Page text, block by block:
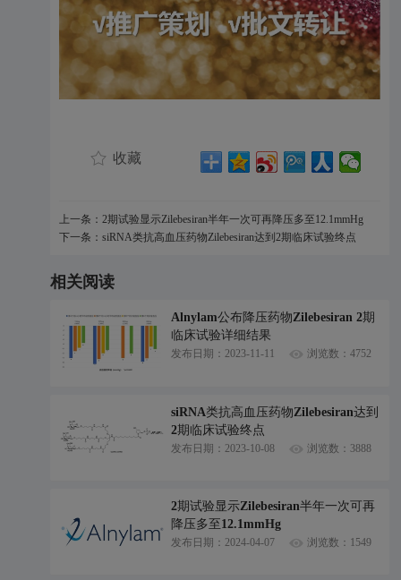
收藏
上一条：2期试验显示Zilebesiran半年一次可再降压多至12.1mmHg
下一条：siRNA类抗高血压药物Zilebesiran达到2期临床试验终点
相关阅读
Alnylam公布降压药物Zilebesiran 2期
临床试验详细结果
发布日期：2023-11-11 浏览数：4752
siRNA类抗高血压药物Zilebesiran达到
2期临床试验终点
发布日期：2023-10-08 浏览数：3888
2期试验显示Zilebesiran半年一次可再
降压多至12.1mmHg
发布日期：2024-04-07 浏览数：1549